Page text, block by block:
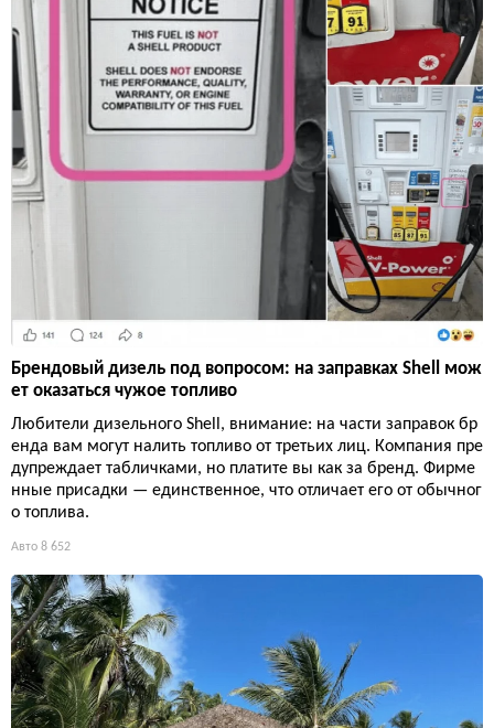
Брендовый дизель под вопросом: на заправках Shell мож
ет оказаться чужое топливо
Любители дизельного Shell, внимание: на части заправок бр
енда вам могут налить топливо от третьих лиц. Компания пре
дупреждает табличками, но платите вы как за бренд. Фирме
нные присадки — единственное, что отличает его от обычног
о топлива.
Авто 8 652